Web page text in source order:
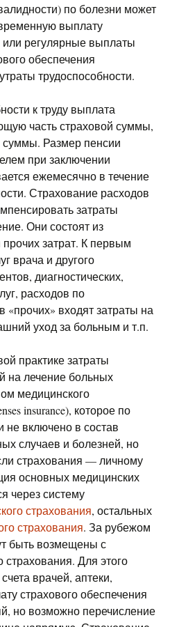
по болезни может
выплату
или регулярные выплаты
обеспечения
трудоспособности.
к труду выплата
часть страховой суммы,
Размер пенсии
при заключении
ежемесячно в течение
Страхование расходов
затраты
Они состоят из
затрат. К первым
врача и другого
диагностических,
расходов по
«прочих» входят затраты на
уход за больным и т.п.
практике затраты
на лечение больных
медицинского
insurance), которое по
не включено в состав
случаев и болезней, но
страхования — личному
основных медицинских
через систему
страхования, остальных
страхования. За рубежом
быть возмещены с
Для этого
врачей, аптеки,
страхового обеспечения
но возможно перечисление